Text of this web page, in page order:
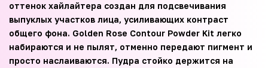
оттенок хайлайтера создан для подсвечивания
выпуклых участков лица, усиливающих контраст
общего фона. Golden Rose Contour Powder Kit легко
набираются и не пылят, отменно передают пигмент и
просто наслаиваются. Пудра стойко держится на